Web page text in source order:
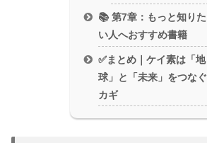
📚 第7章：もっと知りた
い人へおすすめ書籍
✅まとめ｜ケイ素は「地
球」と「未来」をつなぐ
カギ